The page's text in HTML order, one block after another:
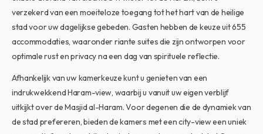
verzekerd van een moeiteloze toegang tot het hart van de heilige
stad voor uw dagelijkse gebeden. Gasten hebben de keuze uit 655
accommodaties, waaronder riante suites die zijn ontworpen voor
optimale rust en privacy na een dag van spirituele reflectie.
Afhankelijk van uw kamerkeuze kunt u genieten van een
indrukwekkend Haram-view, waarbij u vanuit uw eigen verblijf
uitkijkt over de Masjid al-Haram. Voor degenen die de dynamiek van
de stad prefereren, bieden de kamers met een city-view een uniek